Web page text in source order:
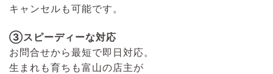
キャンセルも可能です。
③スピーディーな対応
お問合せから最短で即日対応。
生まれも育ちも富山の店主が